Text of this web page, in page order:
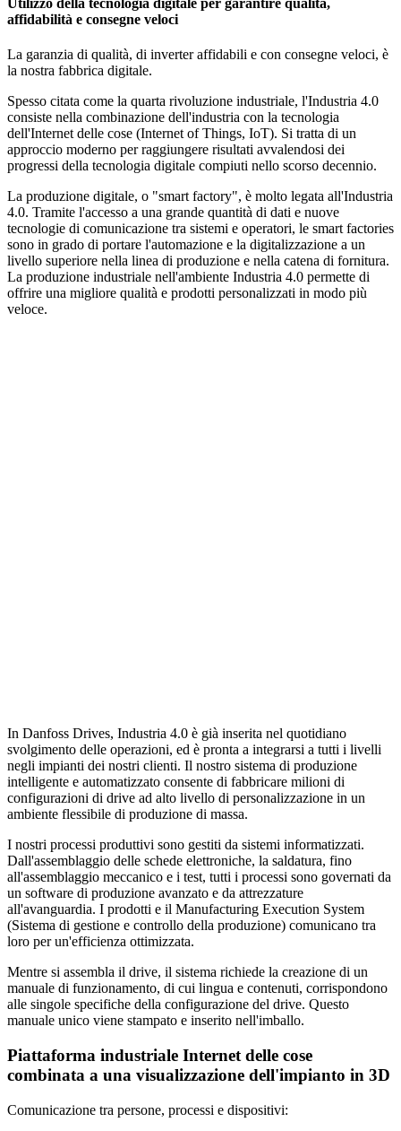
affidabilità e consegne veloci
La garanzia di qualità, di inverter affidabili e con consegne veloci, è
la nostra fabbrica digitale.
Spesso citata come la quarta rivoluzione industriale, l'Industria 4.0
consiste nella combinazione dell'industria con la tecnologia
dell'Internet delle cose (Internet of Things, IoT). Si tratta di un
approccio moderno per raggiungere risultati avvalendosi dei
progressi della tecnologia digitale compiuti nello scorso decennio.
La produzione digitale, o "smart factory", è molto legata all'Industria
4.0. Tramite l'accesso a una grande quantità di dati e nuove
tecnologie di comunicazione tra sistemi e operatori, le smart factories
sono in grado di portare l'automazione e la digitalizzazione a un
livello superiore nella linea di produzione e nella catena di fornitura.
La produzione industriale nell'ambiente Industria 4.0 permette di
offrire una migliore qualità e prodotti personalizzati in modo più
veloce.
In Danfoss Drives, Industria 4.0 è già inserita nel quotidiano
svolgimento delle operazioni, ed è pronta a integrarsi a tutti i livelli
negli impianti dei nostri clienti. Il nostro sistema di produzione
intelligente e automatizzato consente di fabbricare milioni di
configurazioni di drive ad alto livello di personalizzazione in un
ambiente flessibile di produzione di massa.
I nostri processi produttivi sono gestiti da sistemi informatizzati.
Dall'assemblaggio delle schede elettroniche, la saldatura, fino
all'assemblaggio meccanico e i test, tutti i processi sono governati da
un software di produzione avanzato e da attrezzature
all'avanguardia. I prodotti e il Manufacturing Execution System
(Sistema di gestione e controllo della produzione) comunicano tra
loro per un'efficienza ottimizzata.
Mentre si assembla il drive, il sistema richiede la creazione di un
manuale di funzionamento, di cui lingua e contenuti, corrispondono
alle singole specifiche della configurazione del drive. Questo
manuale unico viene stampato e inserito nell'imballo.
Piattaforma industriale Internet delle cose
combinata a una visualizzazione dell'impianto in 3D
Comunicazione tra persone, processi e dispositivi: